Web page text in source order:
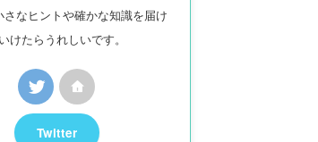
さなヒントや確かな知識を届け
けたらうれしいです。
Twitter